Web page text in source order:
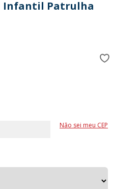
Infantil Patrulha
Não sei meu CEP